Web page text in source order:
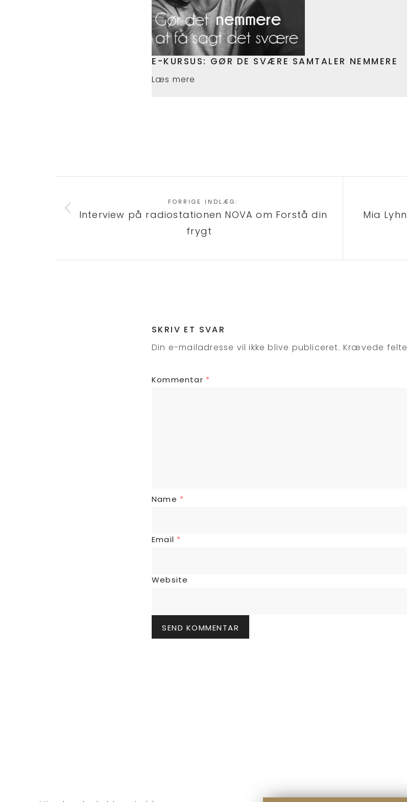
E-KURSUS: GØR DE SVÆRE SAMTALER NEMMERE
Læs mere
FORRIGE INDLÆG:
Interview på radiostationen NOVA om Forstå din
frygt
Mia
SKRIV ET SVAR
Din e-mailadresse vil ikke blive publiceret. Krævede
Kommentar *
Name *
Email *
Website